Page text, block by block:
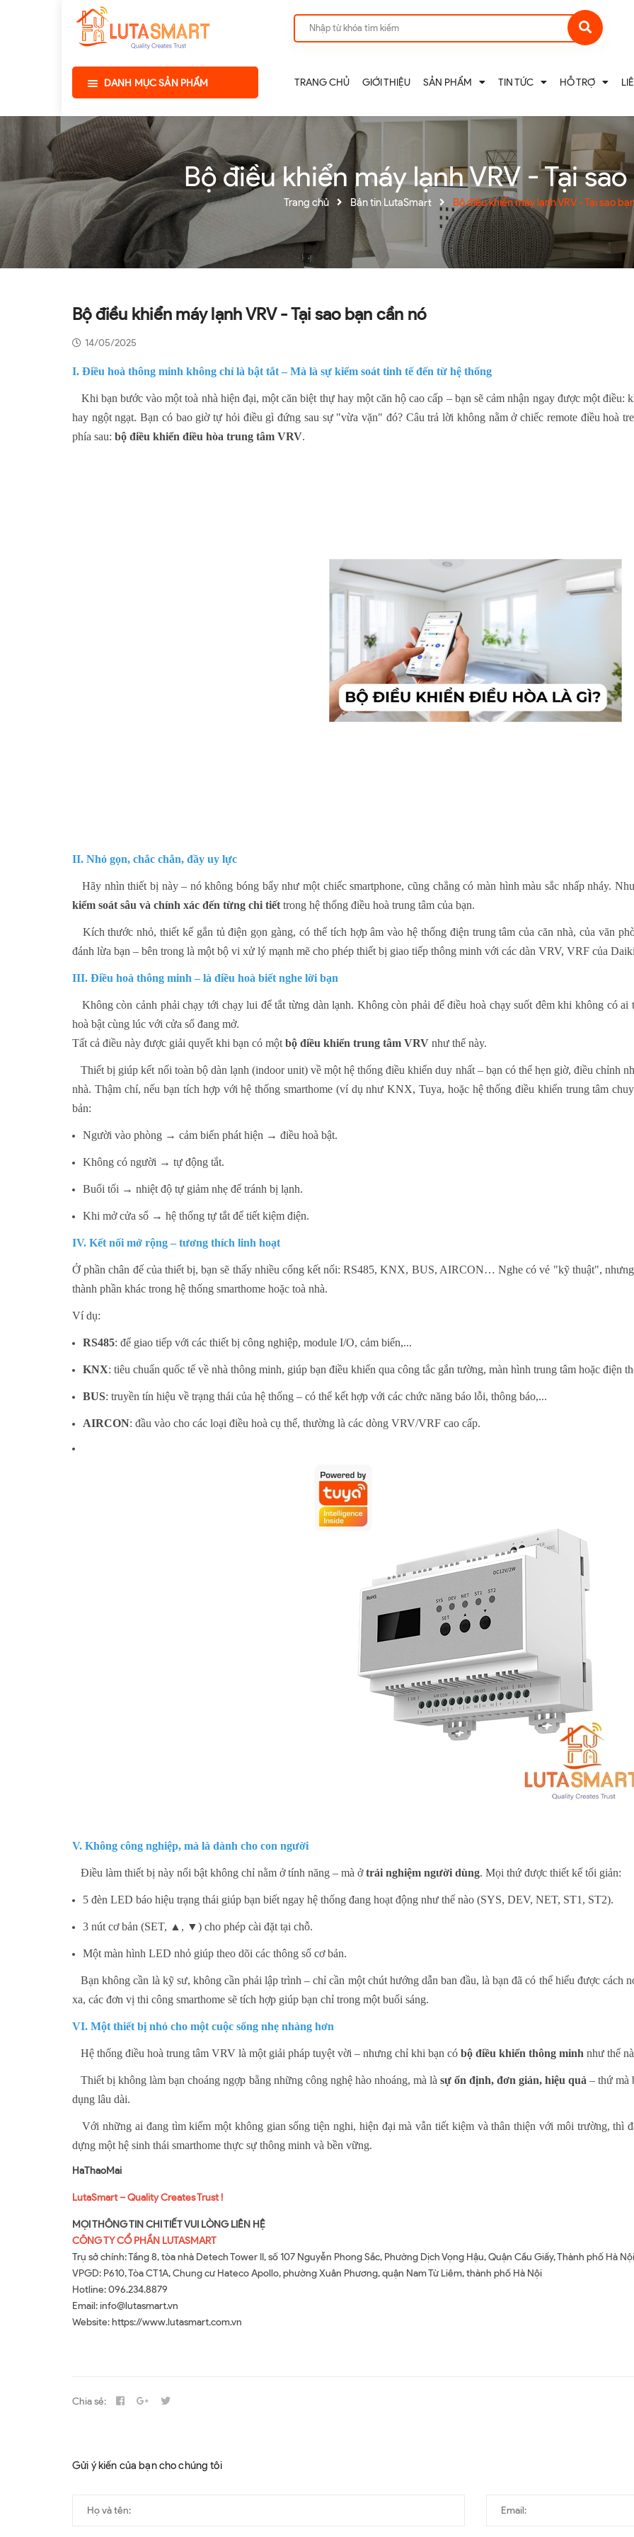
DANH MỤC SẢN PHẨM TRANG CHỦ GIỚI THIỆU SẢN PHẨM TIN TỨC HỖ TRỢ
Bộ điều khiển máy lạnh VRV - Tại
Trang chủ Bản tin LutaSmart Bộ điều khiển máy lạnh VRV - Tại sao
Bộ điều khiển máy lạnh VRV - Tại sao bạn cần nó
14/05/2025
I. Điều hoà thông minh không chỉ là bật tắt – Mà là sự kiểm soát tinh tế đến từ hệ thống
Khi bạn bước vào một toà nhà hiện đại, một căn biệt thự hay một căn hộ cao cấp – bạn sẽ cảm nhận ngay được một điều:
hay ngột ngạt. Bạn có bao giờ tự hỏi điều gì đứng sau sự "vừa vặn" đó? Câu trả lời không nằm ở chiếc remote điều hoà
phía sau: bộ điều khiển điều hòa trung tâm VRV.
II. Nhỏ gọn, chắc chắn, đầy uy lực
Hãy nhìn thiết bị này – nó không bóng bẩy như một chiếc smartphone, cũng chẳng có màn hình màu sắc nhấp nháy.
kiểm soát sâu và chính xác đến từng chi tiết trong hệ thống điều hoà trung tâm của bạn.
Kích thước nhỏ, thiết kế gắn tủ điện gọn gàng, có thể tích hợp âm vào hệ thống điện trung tâm của căn nhà, của văn
đánh lừa bạn – bên trong là một bộ vi xử lý mạnh mẽ cho phép thiết bị giao tiếp thông minh với các dàn VRV, VRF của
III. Điều hoà thông minh – là điều hoà biết nghe lời bạn
Không còn cảnh phải chạy tới chạy lui để tắt từng dàn lạnh. Không còn phải để điều hoà chạy suốt đêm khi không có
hoà bật cùng lúc với cửa sổ đang mở.
Tất cả điều này được giải quyết khi bạn có một bộ điều khiển trung tâm VRV như thế này.
Thiết bị giúp kết nối toàn bộ dàn lạnh (indoor unit) về một hệ thống điều khiển duy nhất – bạn có thể hẹn giờ, điều chỉnh
nhà. Thậm chí, nếu bạn tích hợp với hệ thống smarthome (ví dụ như KNX, Tuya, hoặc hệ thống điều khiển trung tâm
bản:
Người vào phòng → cảm biến phát hiện → điều hoà bật.
Không có người → tự động tắt.
Buổi tối → nhiệt độ tự giảm nhẹ để tránh bị lạnh.
Khi mở cửa sổ → hệ thống tự tắt để tiết kiệm điện.
IV. Kết nối mở rộng – tương thích linh hoạt
Ở phần chân đế của thiết bị, bạn sẽ thấy nhiều cổng kết nối: RS485, KNX, BUS, AIRCON… Nghe có vẻ "kỹ thuật",
thành phần khác trong hệ thống smarthome hoặc toà nhà.
Ví dụ:
RS485: để giao tiếp với các thiết bị công nghiệp, module I/O, cảm biến,...
KNX: tiêu chuẩn quốc tế về nhà thông minh, giúp bạn điều khiển qua công tắc gắn tường, màn hình trung tâm hoặc điện
BUS: truyền tín hiệu về trạng thái của hệ thống – có thể kết hợp với các chức năng báo lỗi, thông báo,...
AIRCON: đầu vào cho các loại điều hoà cụ thể, thường là các dòng VRV/VRF cao cấp.
V. Không công nghiệp, mà là dành cho con người
Điều làm thiết bị này nổi bật không chỉ nằm ở tính năng – mà ởtrải nghiệm người dùng. Mọi thứ được thiết kế tối giản:
5 đèn LED báo hiệu trạng thái giúp bạn biết ngay hệ thống đang hoạt động như thế nào (SYS, DEV, NET, ST1, ST2).
3 nút cơ bản (SET, ▲, ▼) cho phép cài đặt tại chỗ.
Một màn hình LED nhỏ giúp theo dõi các thông số cơ bản.
Bạn không cần là kỹ sư, không cần phải lập trình – chỉ cần một chút hướng dẫn ban đầu, là bạn đã có thể hiểu được cách
xa, các đơn vị thi công smarthome sẽ tích hợp giúp bạn chỉ trong một buổi sáng.
VI. Một thiết bị nhỏ cho một cuộc sống nhẹ nhàng hơn
Hệ thống điều hoà trung tâm VRV là một giải pháp tuyệt vời – nhưng chỉ khi bạn có bộ điều khiển thông minh như thế
Thiết bị không làm bạn choáng ngợp bằng những công nghệ hào nhoáng, mà là sự ổn định, đơn giản, hiệu quả – thứ mà
dụng lâu dài.
Với những ai đang tìm kiếm một không gian sống tiện nghi, hiện đại mà vẫn tiết kiệm và thân thiện với môi trường, thì
dựng một hệ sinh thái smarthome thực sự thông minh và bền vững.
HaThaoMai
LutaSmart – Quality Creates Trust !
MỌI THÔNG TIN CHI TIẾT VUI LÒNG LIÊN HỆ
CÔNG TY CỔ PHẦN LUTASMART
Trụ sở chính: Tầng 8, tòa nhà Detech Tower II, số 107 Nguyễn Phong Sắc, Phường Dịch Vọng Hậu, Quận Cầu Giấy, Thành phố Hà Nội
VPGD: P610, Tòa CT1A, Chung cư Hateco Apollo, phường Xuân Phương, quận Nam Từ Liêm, thành phố Hà Nội
Hotline: 096.234.8879
Email: info@lutasmart.vn
Website: https://www.lutasmart.com.vn
Chia sẻ:
Gửi ý kiến của bạn cho chúng tôi